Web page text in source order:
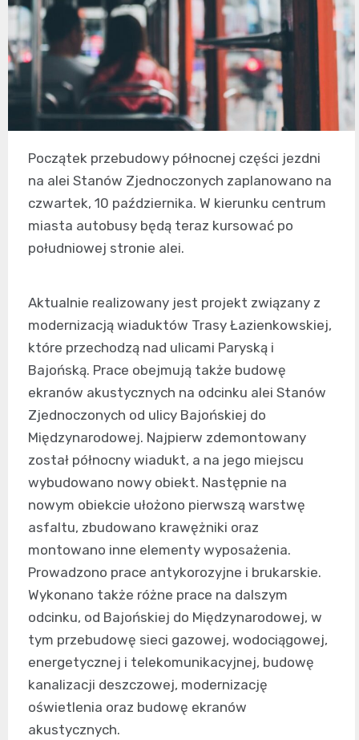
Początek przebudowy północnej części jezdni
na alei Stanów Zjednoczonych zaplanowano na
czwartek, 10 października. W kierunku centrum
miasta autobusy będą teraz kursować po
południowej stronie alei.
Aktualnie realizowany jest projekt związany z
modernizacją wiaduktów Trasy Łazienkowskiej,
które przechodzą nad ulicami Paryską i
Bajońską. Prace obejmują także budowę
ekranów akustycznych na odcinku alei Stanów
Zjednoczonych od ulicy Bajońskiej do
Międzynarodowej. Najpierw zdemontowany
został północny wiadukt, a na jego miejscu
wybudowano nowy obiekt. Następnie na
nowym obiekcie ułożono pierwszą warstwę
asfaltu, zbudowano krawężniki oraz
montowano inne elementy wyposażenia.
Prowadzono prace antykorozyjne i brukarskie.
Wykonano także różne prace na dalszym
odcinku, od Bajońskiej do Międzynarodowej, w
tym przebudowę sieci gazowej, wodociągowej,
energetycznej i telekomunikacyjnej, budowę
kanalizacji deszczowej, modernizację
oświetlenia oraz budowę ekranów
akustycznych.